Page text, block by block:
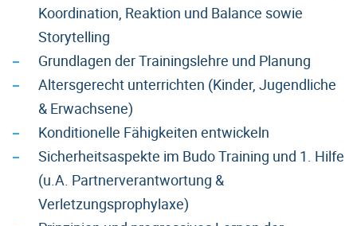
Koordination, Reaktion und Balance sowie
Storytelling
Grundlagen der Trainingslehre und Planung
Altersgerecht unterrichten (Kinder, Jugendliche
& Erwachsene)
Konditionelle Fähigkeiten entwickeln
Sicherheitsaspekte im Budo Training und 1. Hilfe
(u.A. Partnerverantwortung &
Verletzungsprophylaxe)